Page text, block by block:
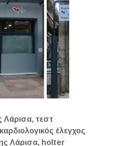
Λάρισα, τεστ
έλεγχος
Λάρισα, holter